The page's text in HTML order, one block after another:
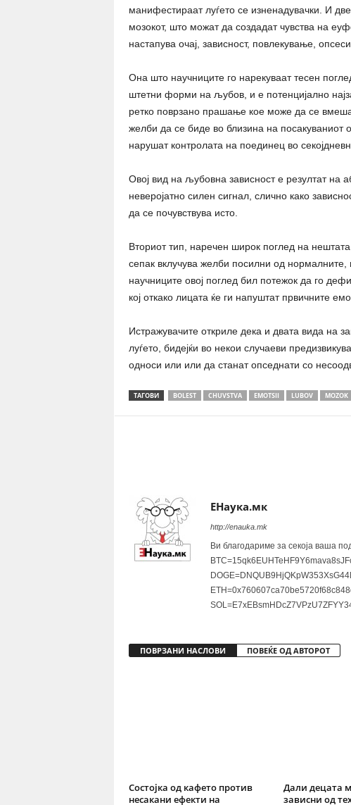
манифестираат луѓето се изненадувачки. И
мозокот, што можат да создадат чувства на
настапува очај, зависност, повлекување,
Она што научниците го нарекуваат тесен
штетни форми на љубов, и е потенцијално
ретко поврзано прашање кое може да се вмеша
желби да се биде во близина на посакуваниот
нарушат контролата на поединец во
Овој вид на љубовна зависност е резултат на
неверојатно силен сигнал, слично како
да се почувствува исто.
Вториот тип, наречен широк поглед на
сепак вклучува желби посилни од
научниците овој поглед бил потежок да го
кој откако лицата ќе ги напуштат првичните
Истражувачите откриле дека и двата вида на
луѓето, бидејќи во некои случаеви
односи или или да станат опседнати со
ТАГОВИ BOLEST CHUVSTVA EMOTSII LUBOV MOZOK
ЕНаука.мк
http://enauka.mk
Ви благодариме за секоја ваша
ПОВРЗАНИ НАСЛОВИ ПОВЕЌЕ ОД АВТОРОТ
Состојка од кафето против
несакани ефекти на
Дали децата
зависни од